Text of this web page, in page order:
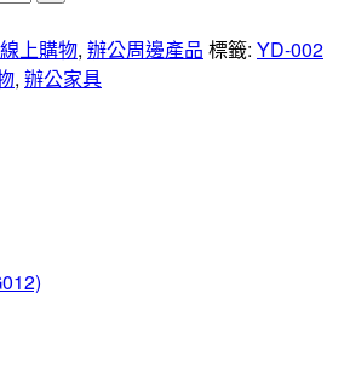
線上購物, 辦公周邊產品 標籤: YD-002
, 辦公家具